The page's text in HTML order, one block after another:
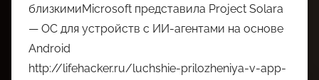
близкимиMicrosoft представила Project Solara
— ОС для устройств с ИИ-агентами на основе
Android
http://lifehacker.ru/luchshie-prilozheniya-v-app-